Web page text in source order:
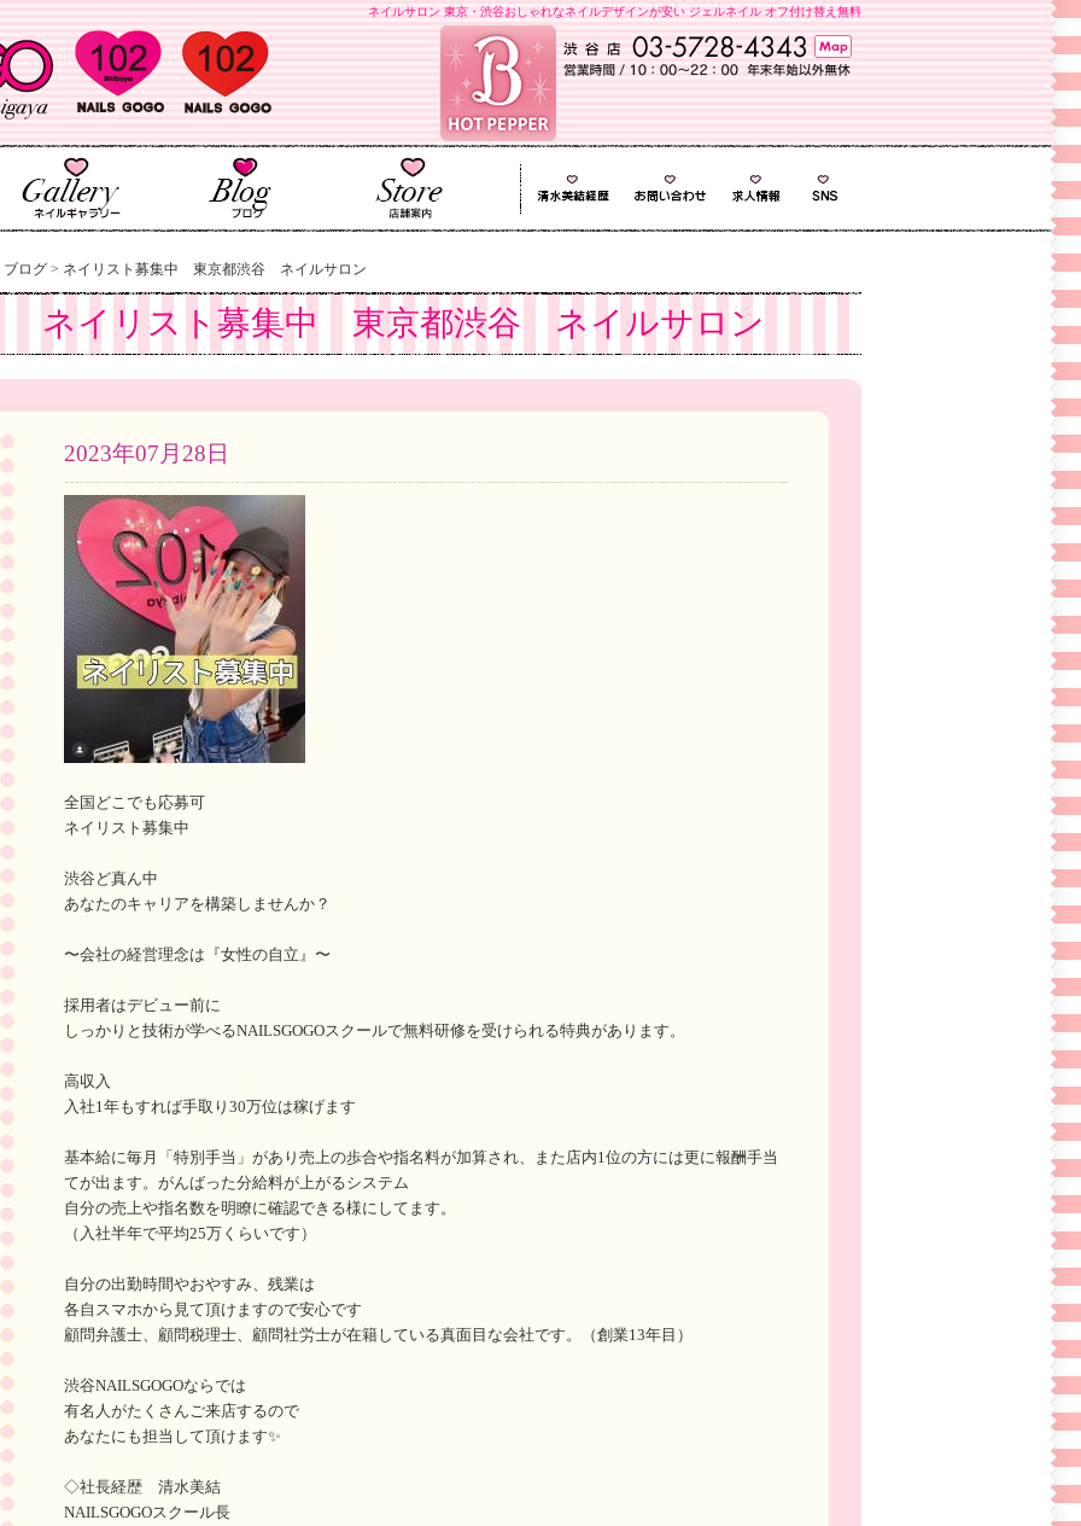
ネイルサロン 東京・渋谷おしゃれなネイルデザインが安い ジェルネイル オフ付け替え無料
ブログ > ネイリスト募集中 東京都渋谷 ネイルサロン
ネイリスト募集中 東京都渋谷 ネイルサロン
2023年07月28日
全国どこでも応募可
ネイリスト募集中
渋谷ど真ん中
あなたのキャリアを構築しませんか？
〜会社の経営理念は『女性の自立』〜
採用者はデビュー前に
しっかりと技術が学べるNAILSGOGOスクールで無料研修を受けられる特典があります。
高収入
入社1年もすれば手取り30万位は稼げます
基本給に毎月「特別手当」があり売上の歩合や指名料が加算され、また店内1位の方には更に報酬手当
てが出ます。がんばった分給料が上がるシステム
自分の売上や指名数を明瞭に確認できる様にしてます。
（入社半年で平均25万くらいです）
自分の出勤時間やおやすみ、残業は
各自スマホから見て頂けますので安心です
顧問弁護士、顧問税理士、顧問社労士が在籍している真面目な会社です。（創業13年目）
渋谷NAILSGOGOならでは
有名人がたくさんご来店するので
あなたにも担当して頂けます✨
◇社長経歴 清水美結
NAILSGOGOスクール長